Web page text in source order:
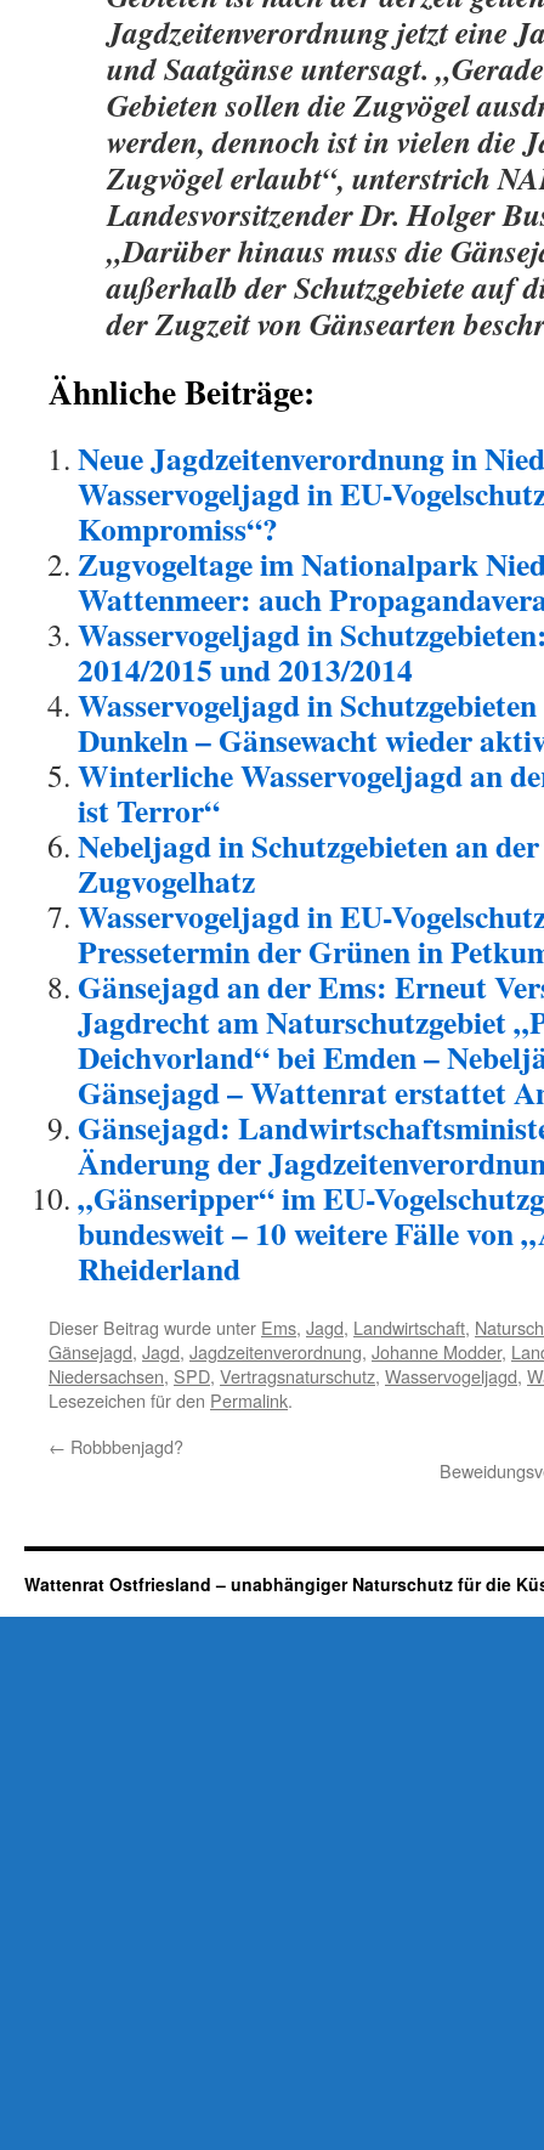
Jagdzeitenverordnung jetzt eine
und Saatgänse untersagt.
Gebieten sollen die Zugvögel
werden, dennoch ist in vielen die
Zugvögel erlaubt“, unterstrich
Landesvorsitzender Dr. Holger
„Darüber hinaus muss die
außerhalb der Schutzgebiete auf
der Zugzeit von Gänsearten
Ähnliche Beiträge:
Neue Jagdzeitenverordnung in
Wasservogeljagd in EU-
Kompromiss“?
Zugvogeltage im Nationalpark
Wattenmeer: auch
Wasservogeljagd in
2014/2015 und 2013/2014
Wasservogeljagd in
Dunkeln – Gänsewacht wieder
Winterliche Wasservogeljagd an
ist Terror“
Nebeljagd in Schutzgebieten an
Zugvogelhatz
Wasservogeljagd in EU-
Pressetermin der Grünen in
Gänsejagd an der Ems: Erneut
Jagdrecht am Naturschutzgebiet
Deichvorland“ bei Emden –
Gänsejagd – Wattenrat erstattet
Gänsejagd:
Änderung der
„Gänseripper“ im EU-
bundesweit – 10 weitere Fälle von
Rheiderland
Dieser Beitrag wurde unter Ems, Jagd, Landwirtschaft,
Gänsejagd, Jagd, Jagdzeitenverordnung, Johanne Modder,
Niedersachsen, SPD, Vertragsnaturschutz, Wasservogeljagd,
Lesezeichen für den Permalink.
← Robbbenjagd?
Wattenrat Ostfriesland – unabhängiger Naturschutz für die